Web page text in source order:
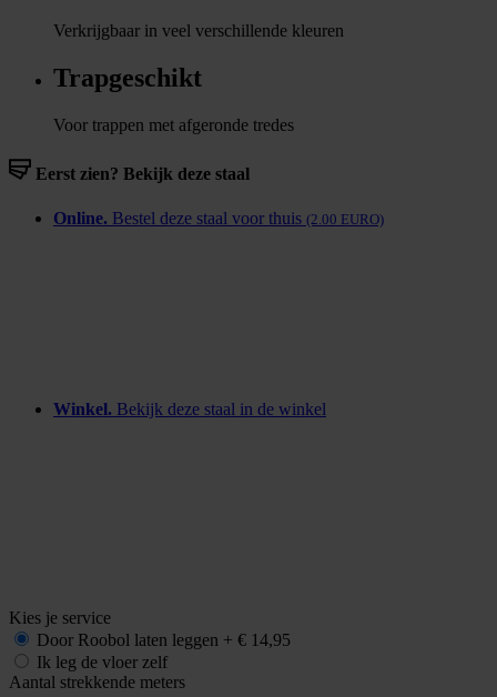
Verkrijgbaar in veel verschillende kleuren
Trapgeschikt
Voor trappen met afgeronde tredes
Eerst zien? Bekijk deze staal
Online. Bestel deze staal voor thuis (2.00 EURO)
Winkel. Bekijk deze staal in de winkel
Kies je service
Door Roobol laten leggen + € 14,95
Ik leg de vloer zelf
Aantal strekkende meters